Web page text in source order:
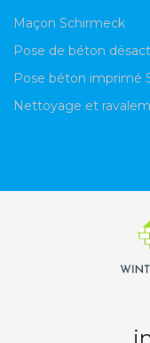
Maçon Schirmeck
Pose de béton
Pose béton imprimé
Nettoyage et